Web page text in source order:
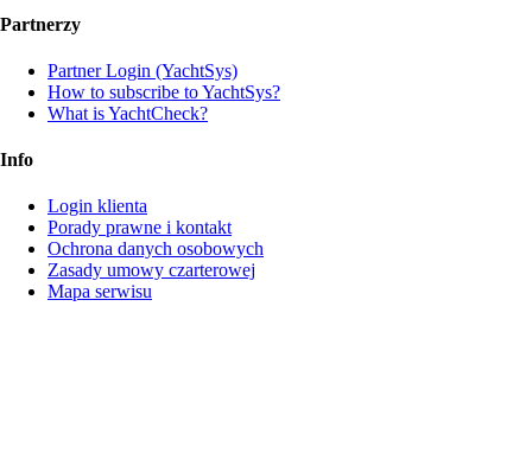
Partnerzy
Partner Login (YachtSys)
How to subscribe to YachtSys?
What is YachtCheck?
Info
Login klienta
Porady prawne i kontakt
Ochrona danych osobowych
Zasady umowy czarterowej
Mapa serwisu